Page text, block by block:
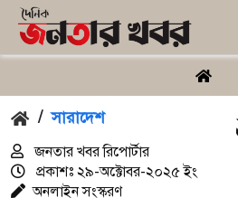
/ সারাদেশ
জনতার খবর রিপোর্টার
প্রকাশঃ ২৯-অক্টোবর-২০২৫ইং
অনলাইন সংস্করণ